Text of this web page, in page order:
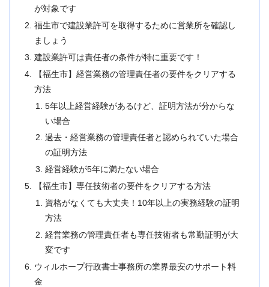
が対象です
福生市で建設業許可を取得するために営業所を確認し
ましょう
建設業許可は責任者の条件が特に重要です！
【福生市】経営業務の管理責任者の要件をクリアする
方法
5年以上経営経験があるけど、証明方法が分からな
い場合
過去・経営業務の管理責任者と認められていた場合
の証明方法
経営経験が5年に満たない場合
【福生市】専任技術者の要件をクリアする方法
資格がなくても大丈夫！10年以上の実務経験の証明
方法
経営業務の管理責任者も専任技術者も常勤証明が大
変です
ウィルホープ行政書士事務所の業界最安のサポート料
金